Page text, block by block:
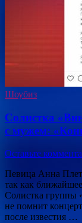
Шоубиз
Солистка
с мужем:
Оставьте
Певица Анна
так как
Солистка группы
не помнит
после известия …